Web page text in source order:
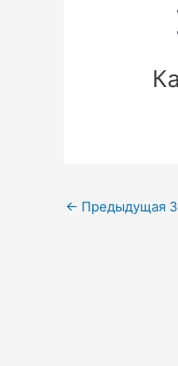
Навигация
← Предыдущая